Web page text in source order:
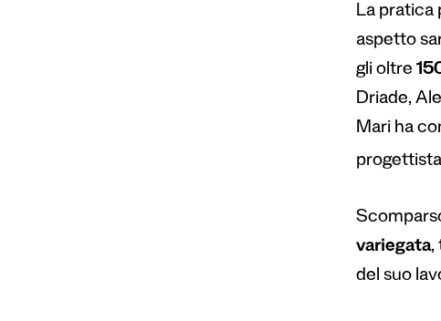
La pratica
aspetto
gli oltre
Driade,
Mari ha
variegata,
del suo